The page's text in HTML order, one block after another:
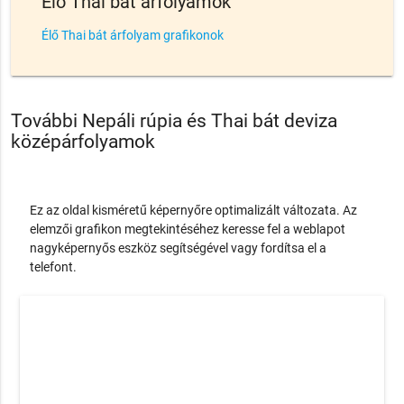
Élő Thai bát árfolyam grafikonok
További Nepáli rúpia és Thai bát deviza
középárfolyamok
Ez az oldal kisméretű képernyőre optimalizált változata. Az
elemzői grafikon megtekintéséhez keresse fel a weblapot
nagyképernyős eszköz segítségével vagy fordítsa el a
telefont.